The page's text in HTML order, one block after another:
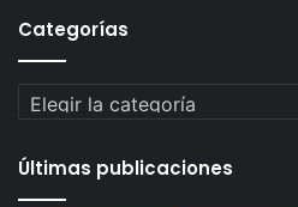
Categorías
Categorías
Últimas publicaciones